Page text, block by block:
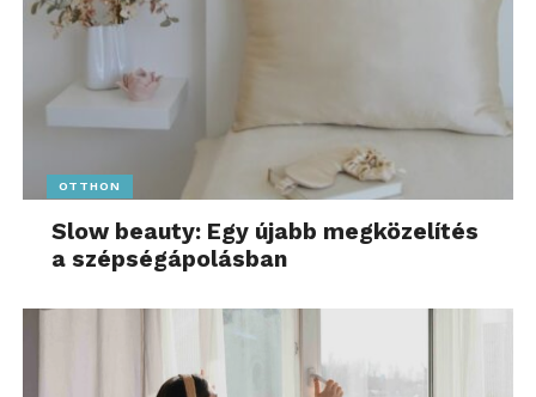
OTTHON
Slow beauty: Egy újabb megközelítés
a szépségápolásban